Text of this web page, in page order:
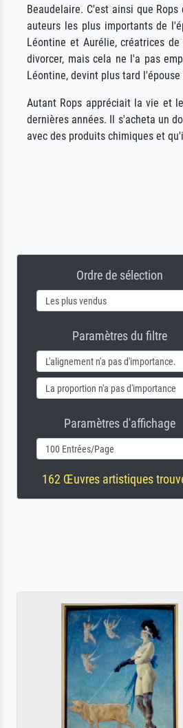
Beaudelaire. C'est ainsi que
auteurs les plus importants de
Léontine et Aurélie, créatrices
divorcer, mais cela ne l'a pas
Léontine, devint plus tard
Autant Rops appréciait la vie et
dernières années. Il s'acheta un
avec des produits chimiques et
Ordre de sélection
Paramètres du filtre
Paramètres d'affichage
162 Œuvres artistiques